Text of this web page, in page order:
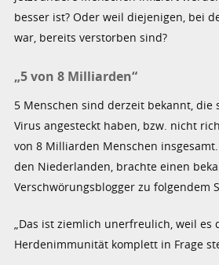
besser ist? Oder weil diejenigen, bei
war, bereits verstorben sind?
„5 von 8 Milliarden“
5 Menschen sind derzeit bekannt, die
Virus angesteckt haben, bzw. nicht
von 8 Milliarden Menschen
den Niederlanden, brachte einen
Verschwörungsblogger zu folgendem
„Das ist ziemlich unerfreulich, weil es
Herdenimmunität komplett in Frage